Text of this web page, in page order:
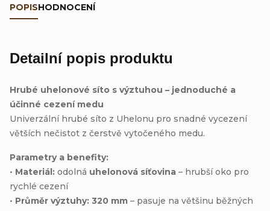
POPISHODNOCENÍ
Detailní popis produktu
Hrubé uhelonové síto s výztuhou – jednoduché a
účinné cezení medu
Univerzální hrubé síto z Uhelonu pro snadné vycezení
větších nečistot z čerstvě vytočeného medu.
Parametry a benefity:
• Materiál: odolná uhelonová síťovina – hrubší oko pro
rychlé cezení
• Průměr výztuhy: 320 mm – pasuje na většinu běžných